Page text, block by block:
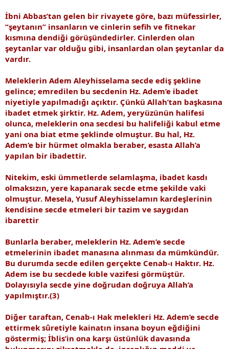
İbni Abbas’tan gelen bir rivayete göre, bazı müfessirler,
“şeytanın” insanların ve cinlerin sefih ve fitnekar
kısmına dendiği görüşündedirler. Cinlerden olan
şeytanlar var olduğu gibi, insanlardan olan şeytanlar da
vardır.
Meleklerin Adem Aleyhisselama secde ediş şekline
gelince; emredilen bu secdenin Hz. Adem’e ibadet
niyetiyle yapılmadığı açıktır. Çünkü Allah’tan başkasına
ibadet etmek şirktir. Hz. Adem, yeryüzünün halifesi
olunca, meleklerin ona secdesi bu halifeliği kabul etme
yani ona biat etme şeklinde olmuştur. Bu hal, Hz.
Adem’e bir hürmet olmakla beraber, esasta Allah’a
yapılan bir ibadettir.
Nitekim, eski ümmetlerde selamlaşma, ibadet kasdı
olmaksızın, yere kapanarak secde etme şekilde vaki
olmuştur. Mesela, Yusuf Aleyhisselamın kardeşlerinin
kendisine secde etmeleri bir tazim ve saygıdan
ibarettir
Bunlarla beraber, meleklerin Hz. Adem’e secde
etmelerinin ibadet manasına alınması da mümkündür.
Bu durumda secde edilen gerçekte Cenab-ı Haktır. Hz.
Adem ise bu secdede kıble vazifesi görmüştür.
Dolayısıyla secde yine doğrudan doğruya Allah’a
yapılmıştır.(3)
Diğer taraftan, Cenab-ı Hak melekleri Hz. Adem’e secde
ettirmek sûretiyle kainatın insana boyun eğdiğini
göstermiş; İblis’in ona karşı üstünlük davasında